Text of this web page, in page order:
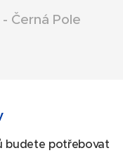
Černá Pole
budete potřebovat